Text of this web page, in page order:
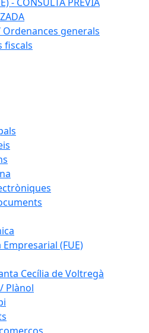
generals
fiscals
(FUE)
Cecília de Voltregà
Plànol